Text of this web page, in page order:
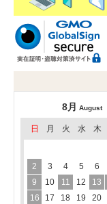
8月 August
日 月 火 水 木
2
3 4 5 6
9
10 11 12 13
16
17 18 19 20